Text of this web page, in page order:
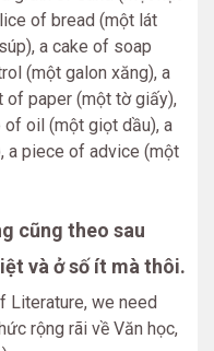
of bread (một lát
a cake of soap
(một galon xăng), a
of paper (một tờ giấy),
oil (một giọt dầu), a
a piece of advice (một
cũng theo sau
và ở số ít mà thôi.
Literature, we need
rộng rãi về Văn học,